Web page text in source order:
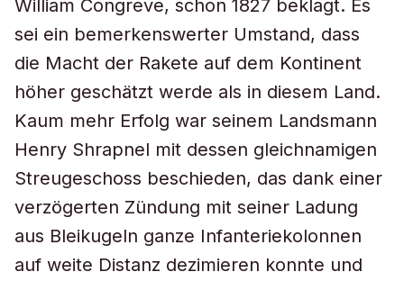
William Congreve, schon 1827 beklagt. Es
sei ein bemerkenswerter Umstand, dass
die Macht der Rakete auf dem Kontinent
höher geschätzt werde als in diesem Land.
Kaum mehr Erfolg war seinem Landsmann
Henry Shrapnel mit dessen gleichnamigen
Streugeschoss beschieden, das dank einer
verzögerten Zündung mit seiner Ladung
aus Bleikugeln ganze Infanteriekolonnen
auf weite Distanz dezimieren konnte und